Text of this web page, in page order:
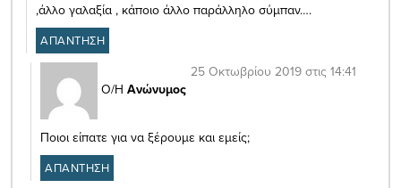
,άλλο γαλαξία , κάποιο άλλο παράλληλο σύμπαν….
ΑΠΑΝΤΗΣΗ
Ο/Η Ανώνυμος
25 Οκτωβρίου 2019 στις 14:41
Ποιοι είπατε για να ξέρουμε και εμείς;
ΑΠΑΝΤΗΣΗ